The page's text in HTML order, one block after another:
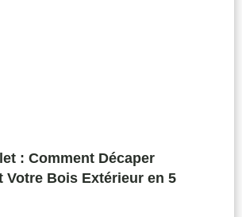
: Comment Décaper
Votre Bois Extérieur en 5